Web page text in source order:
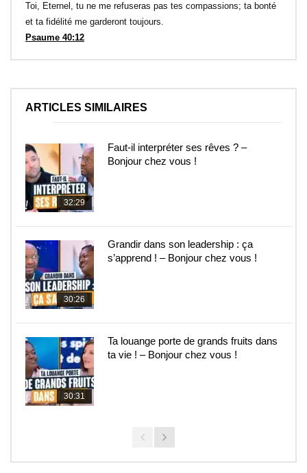
Toi, Eternel, tu ne me refuseras pas tes compassions; ta bonté
et ta fidélité me garderont toujours.
Psaume 40:12
ARTICLES SIMILAIRES
32:29
Faut-il interpréter ses rêves ? –
Bonjour chez vous !
30:26
Grandir dans son leadership : ça
s’apprend ! – Bonjour chez vous !
30:31
Ta louange porte de grands fruits dans
ta vie ! – Bonjour chez vous !